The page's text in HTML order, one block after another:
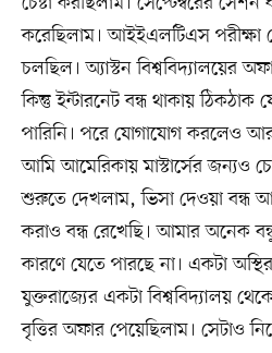
করেছিলাম। আইইএলটিএস
চলছিল। অ্যাস্টন বিশ্ববিদ্যালয়ের
কিন্তু ইন্টারনেট বন্ধ থাকায়
পারিনি। পরে যোগাযোগ করলেও
আমি আমেরিকায় মাস্টার্সের জন্যও
শুরুতে দেখলাম, ভিসা দেওয়া
করাও বন্ধ রেখেছি। আমার অনেক
কারণে যেতে পারছে না। একটা
যুক্তরাজ্যের একটা বিশ্ববিদ্যালয়
বৃত্তির অফার পেয়েছিলাম। সেটাও